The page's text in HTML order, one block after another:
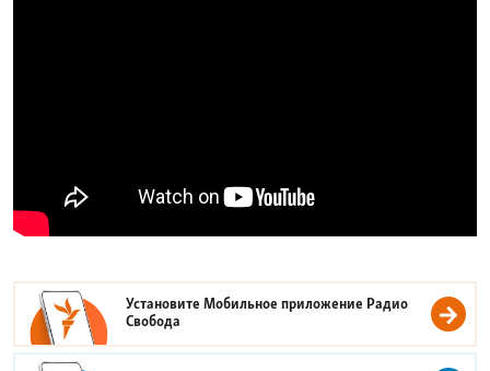
Установите Мобильное приложение Радио
Свобода